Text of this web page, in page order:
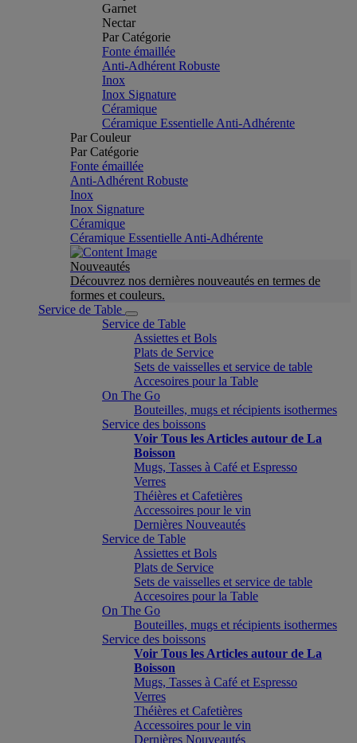
Garnet
Nectar
Par Catégorie
Fonte émaillée
Anti-Adhérent Robuste
Inox
Inox Signature
Céramique
Céramique Essentielle Anti-Adhérente
Par Couleur
Par Catégorie
Fonte émaillée
Anti-Adhérent Robuste
Inox
Inox Signature
Céramique
Céramique Essentielle Anti-Adhérente
Nouveautés
Découvrez nos dernières nouveautés en termes de
formes et couleurs.
Service de Table
Service de Table
Assiettes et Bols
Plats de Service
Sets de vaisselles et service de table
Accesoires pour la Table
On The Go
Bouteilles, mugs et récipients isothermes
Service des boissons
Voir Tous les Articles autour de La
Boisson
Mugs, Tasses à Café et Espresso
Verres
Théières et Cafetières
Accessoires pour le vin
Dernières Nouveautés
Service de Table
Assiettes et Bols
Plats de Service
Sets de vaisselles et service de table
Accesoires pour la Table
On The Go
Bouteilles, mugs et récipients isothermes
Service des boissons
Voir Tous les Articles autour de La
Boisson
Mugs, Tasses à Café et Espresso
Verres
Théières et Cafetières
Accessoires pour le vin
Dernières Nouveautés